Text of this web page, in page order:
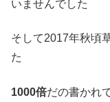
いませんでした
そして2017年秋頃
た
1000倍だの書かれ